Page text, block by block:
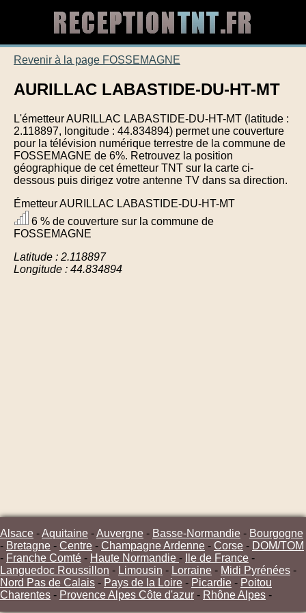
Revenir à la page FOSSEMAGNE
AURILLAC LABASTIDE-DU-HT-MT
L'émetteur AURILLAC LABASTIDE-DU-HT-MT (latitude :
2.118897, longitude : 44.834894) permet une couverture
pour la télévision numérique terrestre de la commune de
FOSSEMAGNE de 6%. Retrouvez la position
géographique de cet émetteur TNT sur la carte ci-
dessous puis dirigez votre antenne TV dans sa direction.
Émetteur AURILLAC LABASTIDE-DU-HT-MT
6 % de couverture sur la commune de
FOSSEMAGNE
Latitude : 2.118897
Longitude : 44.834894
Alsace -Aquitaine -Auvergne - Basse-Normandie - Bourgogne
- Bretagne - Centre - Champagne Ardenne - Corse - DOM/TOM
- Franche Comté - Haute Normandie - Ile de France -
Languedoc Roussillon - Limousin - Lorraine - Midi Pyrénées -
Nord Pas de Calais - Pays de la Loire - Picardie - Poitou
Charentes - Provence Alpes Côte d'azur - Rhône Alpes -